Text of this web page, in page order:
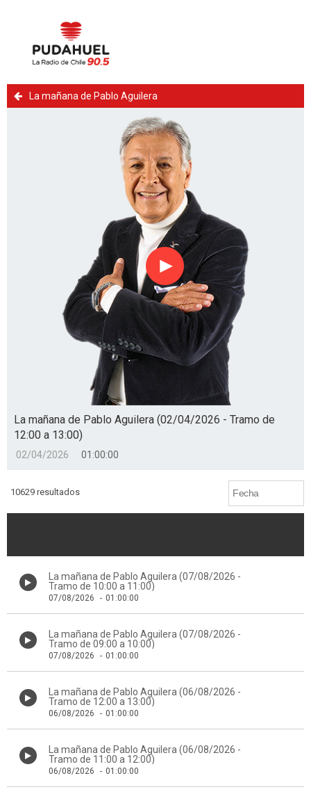
La mañana de Pablo Aguilera
Reproducir
La mañana de Pablo Aguilera (02/04/2026 - Tramo de
12:00 a 13:00)
02/04/2026 01:00:00
10629 resultados
La mañana de Pablo Aguilera (07/08/2026 -
Tramo de 10:00 a 11:00)
07/08/2026 - 01:00:00
La mañana de Pablo Aguilera (07/08/2026 -
Tramo de 09:00 a 10:00)
07/08/2026 - 01:00:00
La mañana de Pablo Aguilera (06/08/2026 -
Tramo de 12:00 a 13:00)
06/08/2026 - 01:00:00
La mañana de Pablo Aguilera (06/08/2026 -
Tramo de 11:00 a 12:00)
06/08/2026 - 01:00:00